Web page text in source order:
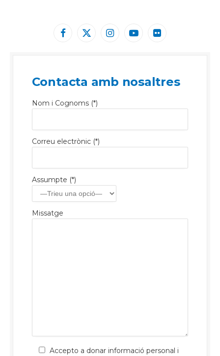
Facebook
X
InstagramYouTubeFlickr
Contacta amb nosaltres
Nom i Cognoms (*)
Correu electrònic (*)
Assumpte (*)
Missatge
Accepto a donar informació personal i